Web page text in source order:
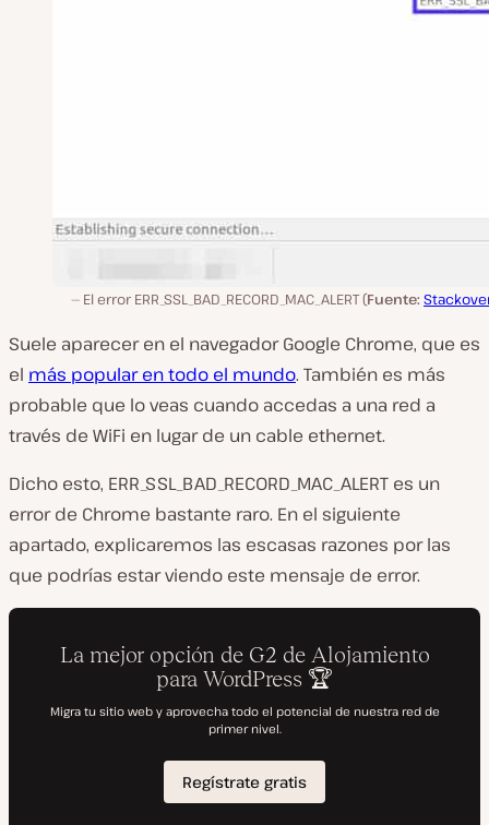
El error ERR_SSL_BAD_RECORD_MAC_ALERT (Fuente:
Suele aparecer en el navegador Google Chrome, que es
el más popular en todo el mundo. También es más
probable que lo veas cuando accedas a una red a
través de WiFi en lugar de un cable ethernet.
Dicho esto, ERR_SSL_BAD_RECORD_MAC_ALERT es un
error de Chrome bastante raro. En el siguiente
apartado, explicaremos las escasas razones por las
que podrías estar viendo este mensaje de error.